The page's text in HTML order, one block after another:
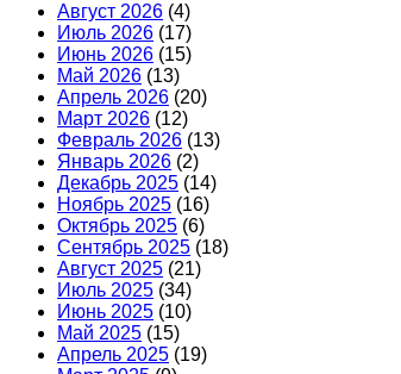
Август 2026 (4)
Июль 2026 (17)
Июнь 2026 (15)
Май 2026 (13)
Апрель 2026 (20)
Март 2026 (12)
Февраль 2026 (13)
Январь 2026 (2)
Декабрь 2025 (14)
Ноябрь 2025 (16)
Октябрь 2025 (6)
Сентябрь 2025 (18)
Август 2025 (21)
Июль 2025 (34)
Июнь 2025 (10)
Май 2025 (15)
Апрель 2025 (19)